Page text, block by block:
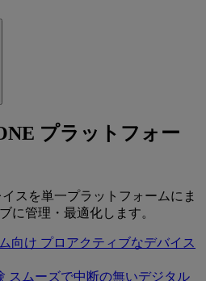
プラットフォー
スを単一プラットフォームにま
に管理・最適化します。
向け プロアクティブなデバイス
スムーズで中断の無いデジタル